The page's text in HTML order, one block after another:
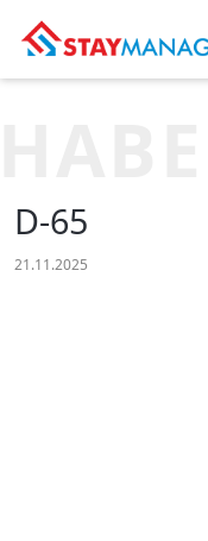
D-65
21.11.2025